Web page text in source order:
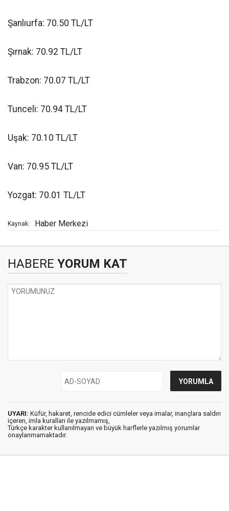
Şanlıurfa: 70.50 TL/LT
Şırnak: 70.92 TL/LT
Trabzon: 70.07 TL/LT
Tunceli: 70.94 TL/LT
Uşak: 70.10 TL/LT
Van: 70.95 TL/LT
Yozgat: 70.01 TL/LT
Kaynak: Haber Merkezi
HABERE YORUM KAT
UYARI: Küfür, hakaret, rencide edici cümleler veya imalar, inançlara saldırı
içeren, imla kuralları ile yazılmamış,
Türkçe karakter kullanılmayan ve büyük harflerle yazılmış yorumlar
onaylanmamaktadır.